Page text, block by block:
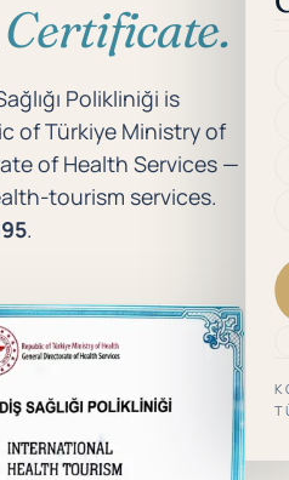
Certificate.
Polikliniği is
of Türkiye Ministry of
of Health Services —
tourism services.
.